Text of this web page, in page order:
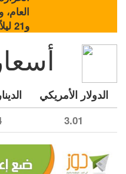
و21 ليلاً.
الدولار الأمريكي
3.01